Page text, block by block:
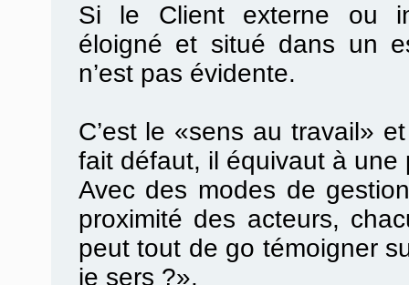
Si le Client externe ou
éloigné et situé dans un
n’est pas évidente.
C’est le «sens au travail»
fait défaut, il équivaut à une
Avec des modes de
proximité des acteurs,
peut tout de go témoigner
je sers ?».